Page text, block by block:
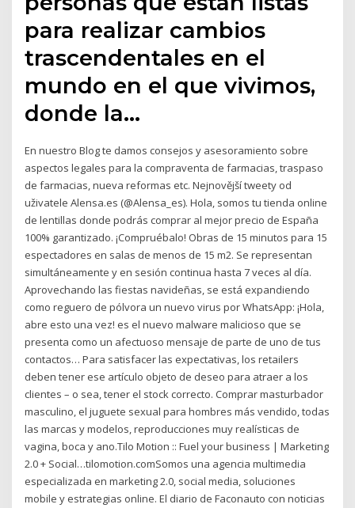
para realizar cambios
trascendentales en el
mundo en el que vivimos,
donde la…
En nuestro Blog te damos consejos y asesoramiento sobre
aspectos legales para la compraventa de farmacias, traspaso
de farmacias, nueva reformas etc. Nejnovější tweety od
uživatele Alensa.es (@Alensa_es). Hola, somos tu tienda online
de lentillas donde podrás comprar al mejor precio de España
100% garantizado. ¡Compruébalo! Obras de 15 minutos para 15
espectadores en salas de menos de 15 m2. Se representan
simultáneamente y en sesión continua hasta 7 veces al día.
Aprovechando las fiestas navideñas, se está expandiendo
como reguero de pólvora un nuevo virus por WhatsApp: ¡Hola,
abre esto una vez! es el nuevo malware malicioso que se
presenta como un afectuoso mensaje de parte de uno de tus
contactos… Para satisfacer las expectativas, los retailers
deben tener ese artículo objeto de deseo para atraer a los
clientes – o sea, tener el stock correcto. Comprar masturbador
masculino, el juguete sexual para hombres más vendido, todas
las marcas y modelos, reproducciones muy realísticas de
vagina, boca y ano.Tilo Motion :: Fuel your business | Marketing
2.0 + Social…tilomotion.comSomos una agencia multimedia
especializada en marketing 2.0, social media, soluciones
mobile y estrategias online. El diario de Faconauto con noticias